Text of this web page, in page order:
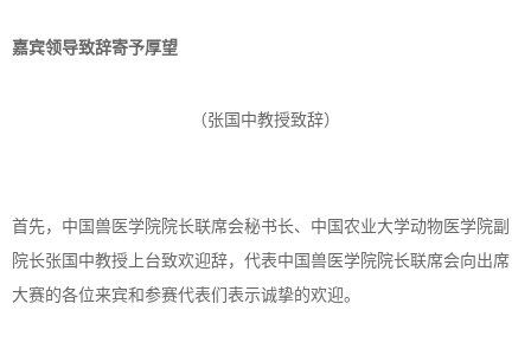
嘉宾领导致辞寄予厚望
（张国中教授致辞）
首先，中国兽医学院院长联席会秘书长、中国农业大学动物医学院副
院长张国中教授上台致欢迎辞，代表中国兽医学院院长联席会向出席
大赛的各位来宾和参赛代表们表示诚挚的欢迎。